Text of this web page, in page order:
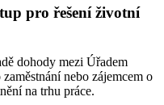
pro řešení životní
dohody mezi Úřadem
nebo zájemcem o
na trhu práce.